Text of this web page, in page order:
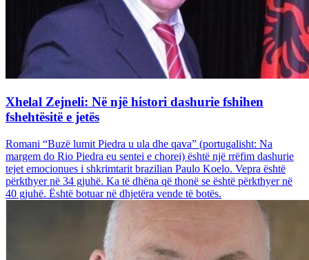
Xhelal Zejneli: Në një histori dashurie fshihen
fshehtësitë e jetës
Romani “Buzë lumit Piedra u ula dhe qava” (portugalisht: Na
margem do Rio Piedra eu sentei e chorei) është një rrëfim dashurie
tejet emocionues i shkrimtarit brazilian Paulo Koelo. Vepra është
përkthyer në 34 gjuhë. Ka të dhëna që thonë se është përkthyer në
40 gjuhë. Është botuar në dhjetëra vende të botës.